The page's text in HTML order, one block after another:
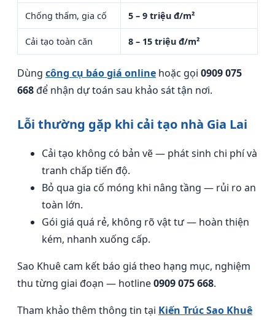
Chống thấm, gia cố 5 – 9 triệu đ/m²
Cải tạo toàn căn 8 – 15 triệu đ/m²
Dùng công cụ báo giá online hoặc gọi 0909 075
668để nhận dự toán sau khảo sát tận nơi.
Lỗi thường gặp khi cải tạo nhà Gia Lai
Cải tạo không có bản vẽ — phát sinh chi phí và
tranh chấp tiến độ.
Bỏ qua gia cố móng khi nâng tầng — rủi ro an
toàn lớn.
Gói giá quá rẻ, không rõ vật tư — hoàn thiện
kém, nhanh xuống cấp.
Sao Khuê cam kết báo giá theo hạng mục, nghiệm
thu từng giai đoạn — hotline0909 075 668.
Tham khảo thêm thông tin tại Kiến Trúc Sao Khuê